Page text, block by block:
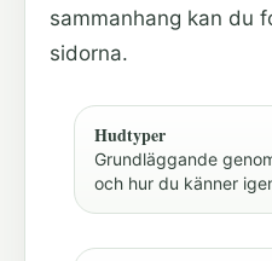
sammanhang kan du
sidorna.
Hudtyper
Grundläggande
och hur du känner